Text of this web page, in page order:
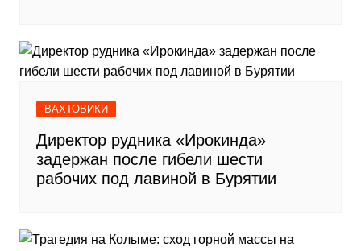
ВАХТОВИКИ
Директор рудника «Ирокинда»
задержан после гибели шести
рабочих под лавиной в Бурятии